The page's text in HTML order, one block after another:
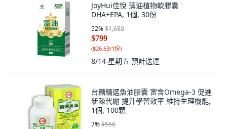
JoyHui佳悅 藻油植物軟膠囊
DHA+EPA, 1個, 30份
52%$1,680
$799
($26.63/1份)
8/14 星期五 預計送達
台糖精選魚油膠囊 富含Omega-3 促進
新陳代謝 提升學習效率 維持生理機能,
1個, 100顆
7%$550